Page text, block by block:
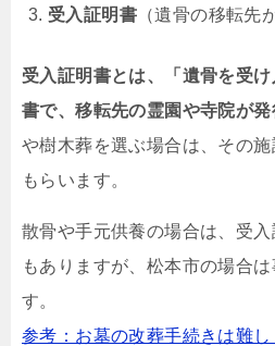
受入証明書 （遺骨の移転先
受入証明書とは、「遺骨を受
書で、移転先の霊園や寺院が発
や樹木葬を選ぶ場合は、その
もらいます。
散骨や手元供養の場合は、受
もありますが、松本市の場合
す。
参考：お墓の改葬手続きは難